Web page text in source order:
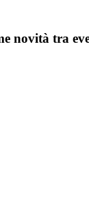
novità tra